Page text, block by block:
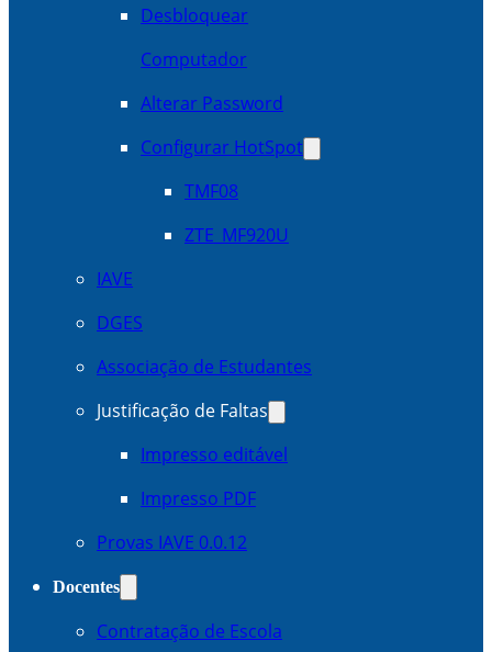
Desbloquear
Computador
Alterar Password
Configurar HotSpot
TMF08
ZTE_MF920U
IAVE
DGES
Associação de Estudantes
Justificação de Faltas
Impresso editável
Impresso PDF
Provas IAVE 0.0.12
Docentes
Contratação de Escola